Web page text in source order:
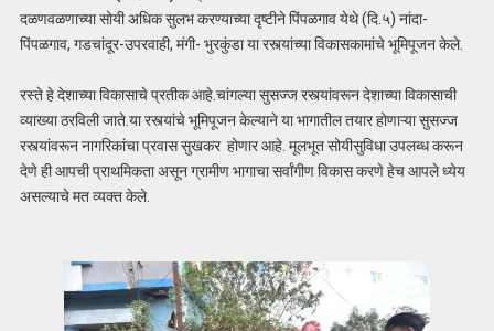
दळणवळणाच्या सोयी अधिक सुलभ करण्याच्या दृष्टीने पिंपळगाव येथे (दि.५) नांदा-
पिंपळगाव, गडचांदूर-उपरवाही, मंगी- भुरकुंडा या रस्त्यांच्या विकासकामांचे भूमिपूजन केले.
रस्ते हे देशाच्या विकासाचे प्रतीक आहे.चांगल्या सुसज्ज रस्त्यांवरून देशाच्या विकासाची
व्याख्या ठरविली जाते.या रस्त्यांचे भूमिपूजन केल्याने या भागातील तयार होणाऱ्या सुसज्ज
रस्त्यांवरून नागरिकांचा प्रवास सुखकर होणार आहे. मूलभूत सोयीसुविधा उपलब्ध करून
देणे ही आपची प्राथमिकता असून ग्रामीण भागाचा सर्वांगीण विकास करणे हेच आपले ध्येय
असल्याचे मत व्यक्त केले.